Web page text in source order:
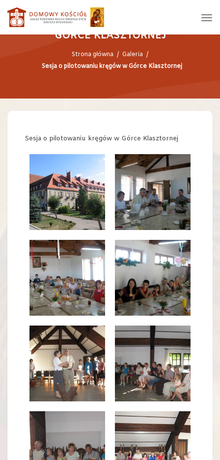
SESJA O PILOTOWANIU KRĘGÓW W
GÓRCE KLASZTORNEJ
Strona główna / Galeria /
Sesja o pilotowaniu kręgów w Górce Klasztornej
Sesja o pilotowaniu kręgów w Górce Klasztornej